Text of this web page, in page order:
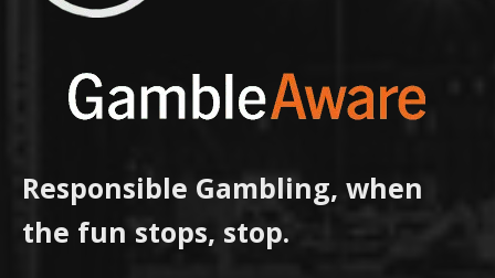
Responsible Gambling, when
the fun stops, stop.